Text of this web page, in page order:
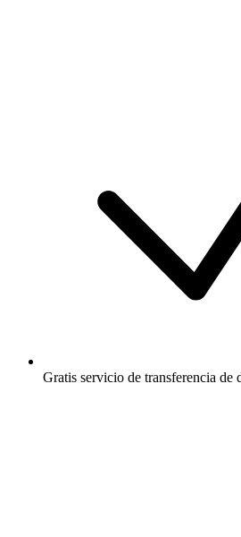
Gratis servicio de transferencia de